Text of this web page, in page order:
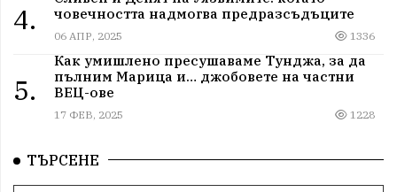
4.
човечността надмогва предразсъдъците
06 АПР, 2025 1336
5.
Как умишлено пресушаваме Тунджа, за да
пълним Марица и… джобовете на частни
ВЕЦ-ове
17 ФЕВ, 2025 1228
ТЪРСЕНЕ